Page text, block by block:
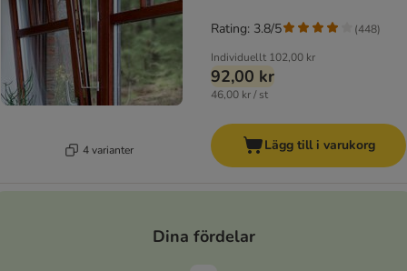
4 varianter
Individuellt 102,00 kr
92,00 kr
46,00 kr / st
Rating: 3.8/5 (448)
Lägg till i varukorg
Dina fördelar